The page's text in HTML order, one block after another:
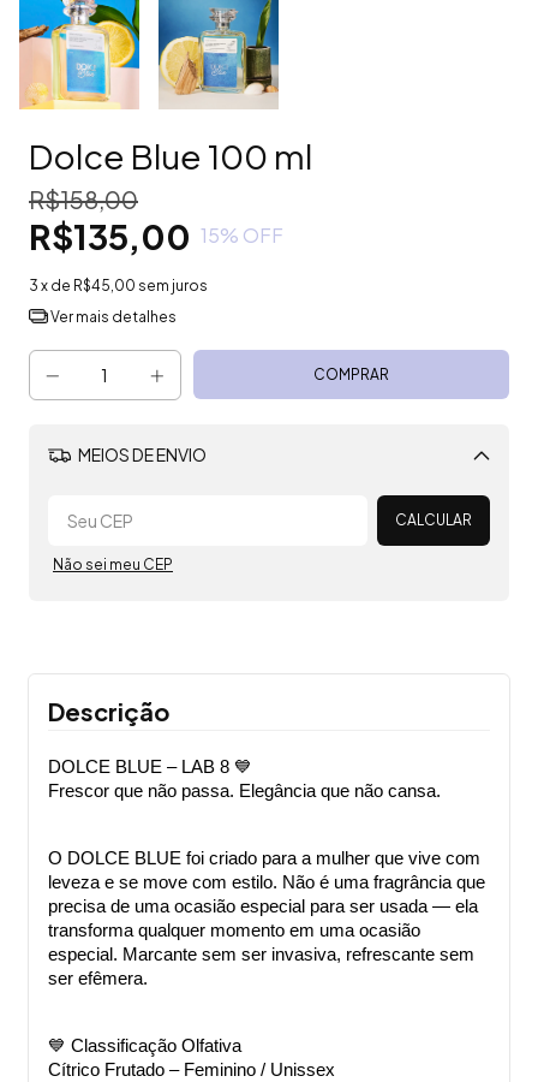
Dolce Blue 100 ml
R$158,00
R$135,00 15% OFF
3 x de R$45,00 sem juros
Ver mais detalhes
MEIOS DE ENVIO
Alterar CEP
CALCULAR
Não sei meu CEP
Descrição
DOLCE BLUE – LAB 8 💙
Frescor que não passa. Elegância que não cansa.
O DOLCE BLUE foi criado para a mulher que vive com
leveza e se move com estilo. Não é uma fragrância que
precisa de uma ocasião especial para ser usada — ela
transforma qualquer momento em uma ocasião
especial. Marcante sem ser invasiva, refrescante sem
ser efêmera.
💙 Classificação Olfativa
Cítrico Frutado – Feminino / Unissex